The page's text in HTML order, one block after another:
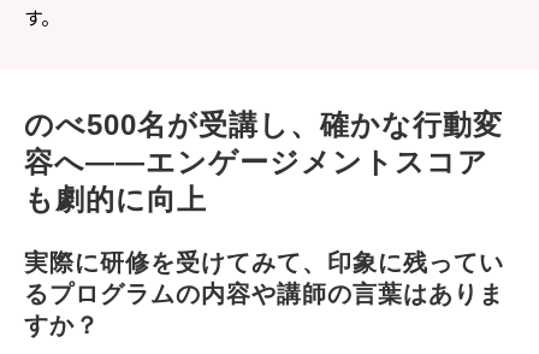
す。
のべ500名が受講し、確かな行動変
容へ――エンゲージメントスコア
も劇的に向上
実際に研修を受けてみて、印象に残ってい
るプログラムの内容や講師の言葉はありま
すか？